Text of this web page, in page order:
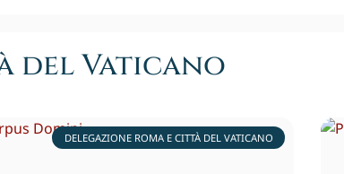
del Vaticano
DELEGAZIONE ROMA E CITTÀ DEL VATICANO